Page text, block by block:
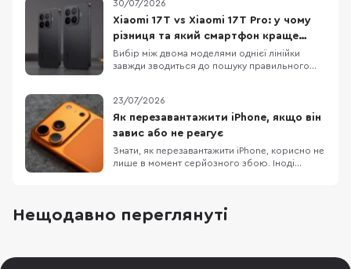
повністю. Великий акумулятор додає ваги, 120
Гц не роблять HD+ екран чітким, а віртуальна
RAM не замінює фізичну. Порівняємо три
доступні мод
30/07/2026
Xiaomi 17T vs Xiaomi 17T Pro: у чому
різниця та який смартфон краще
обрати
Вибір між двома моделями однієї лінійки
завжди зводиться до пошуку правильного
Xiaomi 17T Pro демонструє два зовсім різні
підходи до ергономіки та пікових
можливостей, хоча візуально ці пристрої
поділяють спільну ф
23/07/2026
Як перезавантажити iPhone, якщо він
завис або не реагує
Знати, як перезавантажити iPhone, корисно не
лише в момент серйозного збою. Іноді
некоректно працює або повернути системі
нормальну роботу. Apple прямо рекомендує
Нещодавно переглянуті